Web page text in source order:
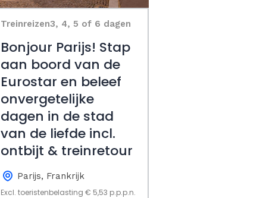
Treinreizen3, 4, 5 of 6 dagen
Bonjour Parijs! Stap
aan boord van de
Eurostar en beleef
onvergetelijke
dagen in de stad
van de liefde incl.
ontbijt & treinretour
Parijs, Frankrijk
Excl. toeristenbelasting € 5,53 p.p.p.n.